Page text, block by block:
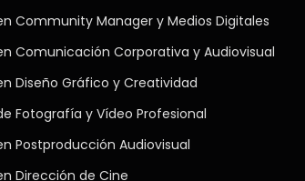
Community Manager y Medios Digitales
Comunicación Corporativa y Audiovisual
Diseño Gráfico y Creatividad
Fotografía y Vídeo Profesional
Postproducción Audiovisual
Dirección de Cine